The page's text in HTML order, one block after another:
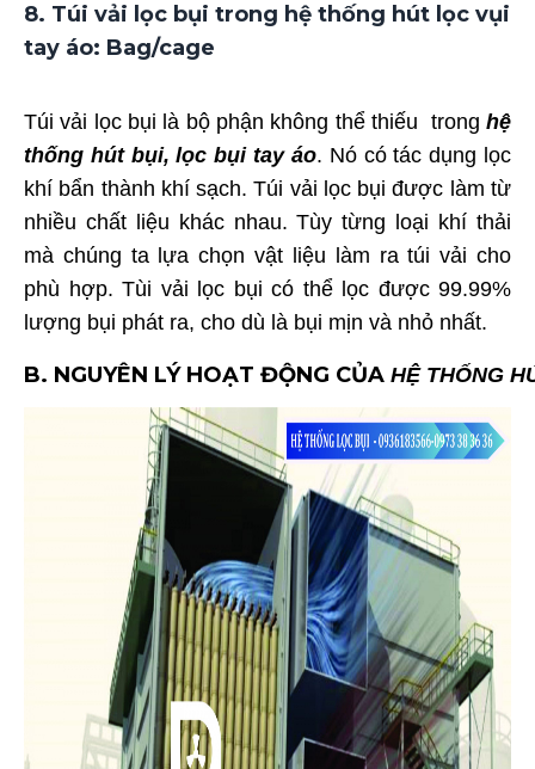
8. Túi vải lọc bụi trong hệ thống hút lọc vụi
tay áo: Bag/cage
Túi vải lọc bụi là bộ phận không thể thiếu trong hệ
thống hút bụi, lọc bụi tay áo. Nó có tác dụng lọc
khí bẩn thành khí sạch. Túi vải lọc bụi được làm từ
nhiều chất liệu khác nhau. Tùy từng loại khí thải
mà chúng ta lựa chọn vật liệu làm ra túi vải cho
phù hợp. Tùi vải lọc bụi có thể lọc được 99.99%
lượng bụi phát ra, cho dù là bụi mịn và nhỏ nhất.
B. NGUYÊN LÝ HOẠT ĐỘNG CỦA HỆ THỐNG